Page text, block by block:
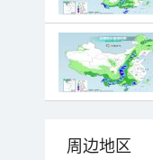
周边地区